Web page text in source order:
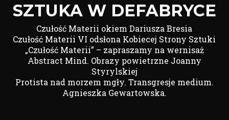
SZTUKA W DEFABRYCE
Czułość Materii okiem Dariusza Bresia
Czułość Materii VI odsłona Kobiecej Strony Sztuki
„Czułość Materii” – zapraszamy na wernisaż
Abstract Mind. Obrazy powietrzne Joanny
Styrylskiej
Protista nad morzem mgły. Transgresje medium.
Agnieszka Gewartowska.